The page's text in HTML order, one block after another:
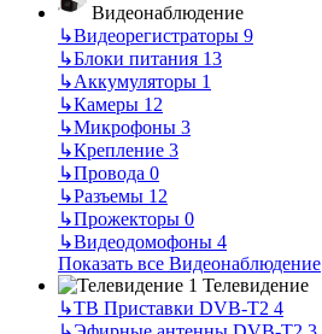
Видеонаблюдение
↳Видеорегистраторы 9
↳Блоки питания 13
↳Аккумуляторы 1
↳Камеры 12
↳Микрофоны 3
↳Крепление 3
↳Провода 0
↳Разъемы 12
↳Прожекторы 0
↳Видеодомофоны 4
Показать все Видеонаблюдение
Телевидение
↳ТВ Приставки DVB-T2 4